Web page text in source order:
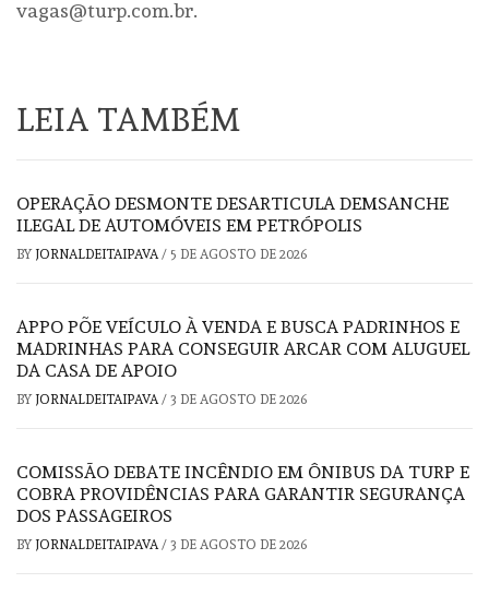
vagas@turp.com.br.
LEIA TAMBÉM
OPERAÇÃO DESMONTE DESARTICULA DEMSANCHE
ILEGAL DE AUTOMÓVEIS EM PETRÓPOLIS
BY JORNALDEITAIPAVA/ 5 DE AGOSTO DE 2026
APPO PÕE VEÍCULO À VENDA E BUSCA PADRINHOS E
MADRINHAS PARA CONSEGUIR ARCAR COM ALUGUEL
DA CASA DE APOIO
BY JORNALDEITAIPAVA/ 3 DE AGOSTO DE 2026
COMISSÃO DEBATE INCÊNDIO EM ÔNIBUS DA TURP E
COBRA PROVIDÊNCIAS PARA GARANTIR SEGURANÇA
DOS PASSAGEIROS
BY JORNALDEITAIPAVA/ 3 DE AGOSTO DE 2026